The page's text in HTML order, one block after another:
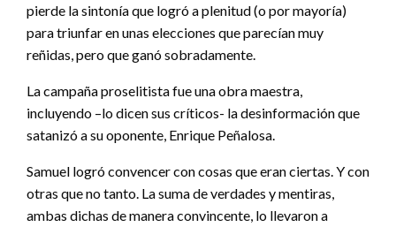
pierde la sintonía que logró a plenitud (o por mayoría)
para triunfar en unas elecciones que parecían muy
reñidas, pero que ganó sobradamente.
La campaña proselitista fue una obra maestra,
incluyendo –lo dicen sus críticos- la desinformación que
satanizó a su oponente, Enrique Peñalosa.
Samuel logró convencer con cosas que eran ciertas. Y con
otras que no tanto. La suma de verdades y mentiras,
ambas dichas de manera convincente, lo llevaron a